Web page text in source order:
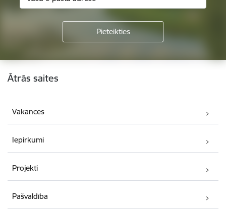
Kājene
Ātrās saites
Vakances
Iepirkumi
Projekti
Pašvaldība